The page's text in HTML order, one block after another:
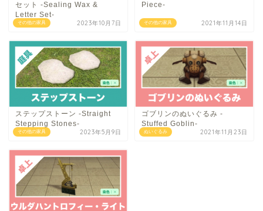
その他の家具
セット -Sealing Wax &
Letter Set-
2023年10月7日 その他の家具
Piece-
2021年11月14日
その他の家具
ステップストーン -Straight
Stepping Stones-
2023年5月9日 ぬいぐるみ
ゴブリンのぬいぐるみ -
Stuffed Goblin-
2021年11月23日